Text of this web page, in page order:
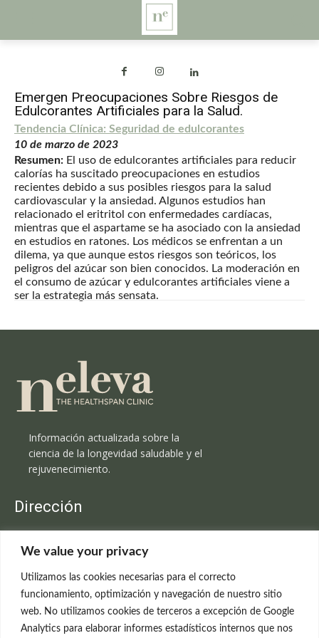
We value your privacy
Utilizamos las cookies necesarias para el correcto
funcionamiento, optimización y navegación de nuestro sitio
web. No utilizamos cookies de terceros a excepción de Google
Analytics para elaborar informes estadísticos internos que nos
Emergen Preocupaciones Sobre Riesgos de
Edulcorantes Artificiales para la Salud.
Tendencia Clínica: Seguridad de edulcorantes
10 de marzo de 2023
Resumen: El uso de edulcorantes artificiales para reducir
calorías ha suscitado preocupaciones en estudios
recientes debido a sus posibles riesgos para la salud
cardiovascular y la ansiedad. Algunos estudios han
relacionado el eritritol con enfermedades cardíacas,
mientras que el aspartame se ha asociado con la ansiedad
en estudios en ratones. Los médicos se enfrentan a un
dilema, ya que aunque estos riesgos son teóricos, los
peligros del azúcar son bien conocidos. La moderación en
el consumo de azúcar y edulcorantes artificiales viene a
ser la estrategia más sensata.
Información actualizada sobre la
ciencia de la longevidad saludable y el
rejuvenecimiento.
Dirección
C/Claudio Coello, 19 - 1º
699 595 619
rejuvenecimiento@clinicaneleva.com